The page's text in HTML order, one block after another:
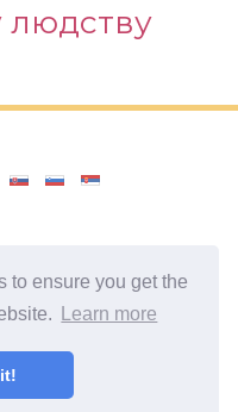
to ensure you get the
Learn more
людству
світу. Статті
ситуаціях.
сучасного
магії.